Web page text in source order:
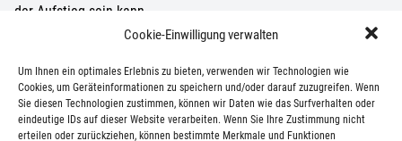
Cookie-Einwilligung verwalten
Um Ihnen ein optimales Erlebnis zu bieten, verwenden wir Technologien wie
Cookies, um Geräteinformationen zu speichern und/oder darauf zuzugreifen. Wenn
Sie diesen Technologien zustimmen, können wir Daten wie das Surfverhalten oder
eindeutige IDs auf dieser Website verarbeiten. Wenn Sie Ihre Zustimmung nicht
erteilen oder zurückziehen, können bestimmte Merkmale und Funktionen
der Aufstieg sein kann.
Die gesamte Organisation hat toll funktioniert. Alle LSV‘er
können stolz auf das Erreichte und die Ausrichtung des Turniers
sein.
Euer LSV